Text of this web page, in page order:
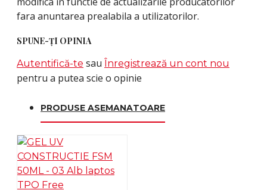
fara anuntarea prealabila a utilizatorilor.
SPUNE-ŢI OPINIA
Autentifică-te sau Înregistrează un cont nou
pentru a putea scie o opinie
PRODUSE ASEMANATOARE